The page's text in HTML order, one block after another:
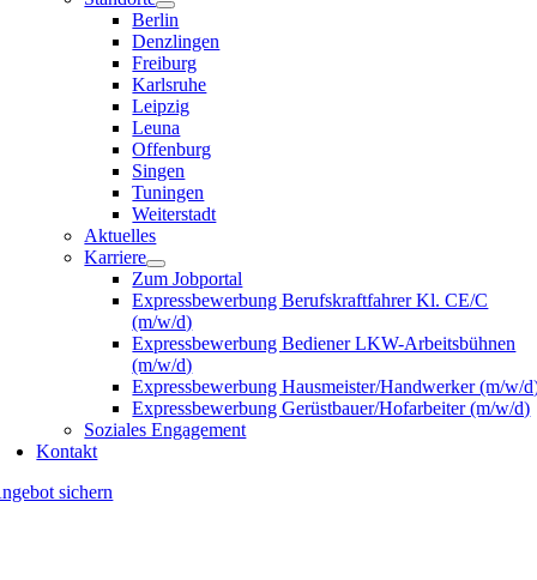
Berlin
Denzlingen
Freiburg
Karlsruhe
Leipzig
Leuna
Offenburg
Singen
Tuningen
Weiterstadt
Aktuelles
Karriere
Zum Jobportal
Expressbewerbung Berufskraftfahrer Kl. CE/C
(m/w/d)
Expressbewerbung Bediener LKW-Arbeitsbühnen
(m/w/d)
Expressbewerbung Hausmeister/Handwerker (m/w/
Expressbewerbung Gerüstbauer/Hofarbeiter (m/w/d)
Soziales Engagement
Kontakt
sichern